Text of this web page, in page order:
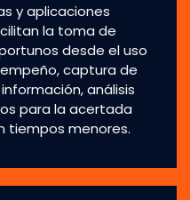
y aplicaciones
la toma de
desde el uso
captura de
análisis
para la acertada
tiempos menores.